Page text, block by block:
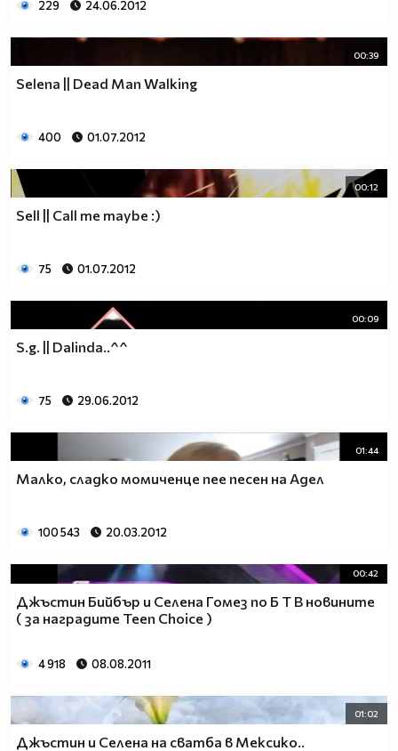
229 24.06.2012
00:39
Selena || Dead Man Walking
400 01.07.2012
00:12
Sell || Call me maybe :)
75 01.07.2012
00:09
S.g. || Dalinda..^^
75 29.06.2012
01:44
Малко, сладко момиченце пее песен на Адел
100 543 20.03.2012
00:42
Джъстин Бийбър и Селена Гомез по Б Т В новините
( за наградите Teen Choice )
4 918 08.08.2011
01:02
Джъстин и Селена на сватба в Мексико..